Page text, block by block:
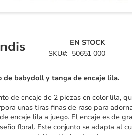
EN STOCK
SKU
50651 000
de babydoll y tanga de encaje lila.
de encaje de 2 piezas en color lila,
unas tiras finas de raso para
encaje lila a juego. El encaje es de
floral. Este conjunto se adapta al